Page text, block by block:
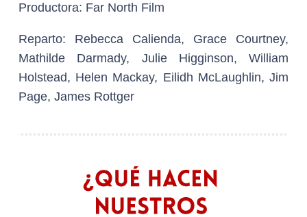
Productora: Far North Film
Reparto: Rebecca Calienda, Grace Courtney,
Mathilde Darmady, Julie Higginson, William
Holstead, Helen Mackay, Eilidh McLaughlin, Jim
Page, James Rottger